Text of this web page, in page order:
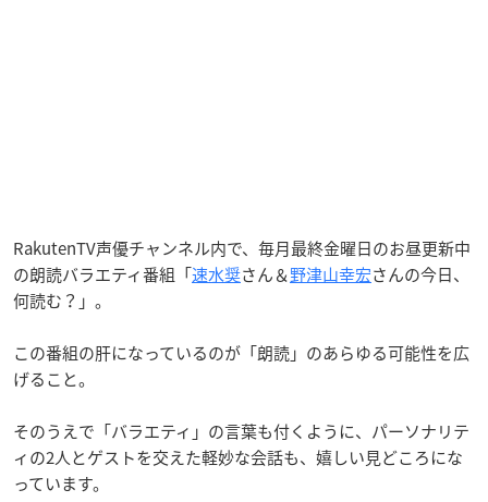
RakutenTV声優チャンネル内で、毎月最終金曜日のお昼更新中
の朗読バラエティ番組「速水奨さん＆野津山幸宏さんの今日、
何読む？」。
この番組の肝になっているのが「朗読」のあらゆる可能性を広
げること。
そのうえで「バラエティ」の言葉も付くように、パーソナリテ
ィの2人とゲストを交えた軽妙な会話も、嬉しい見どころにな
っています。